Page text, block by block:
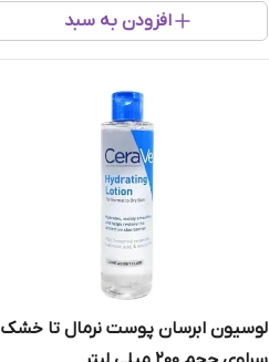
افزودن به سبد
لوسیون ابرسان پوست نرمال تا خشک